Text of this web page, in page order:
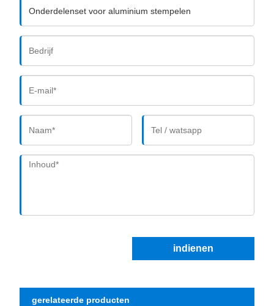
indienen
gerelateerde producten